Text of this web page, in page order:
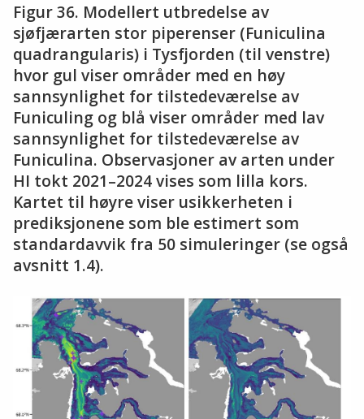
Figur 36. Modellert utbredelse av
sjøfjærarten stor piperenser (Funiculina
quadrangularis) i Tysfjorden (til venstre)
hvor gul viser områder med en høy
sannsynlighet for tilstedeværelse av
Funiculing og blå viser områder med lav
sannsynlighet for tilstedeværelse av
Funiculina. Observasjoner av arten under
HI tokt 2021–2024 vises som lilla kors.
Kartet til høyre viser usikkerheten i
prediksjonene som ble estimert som
standardavvik fra 50 simuleringer (se også
avsnitt 1.4).